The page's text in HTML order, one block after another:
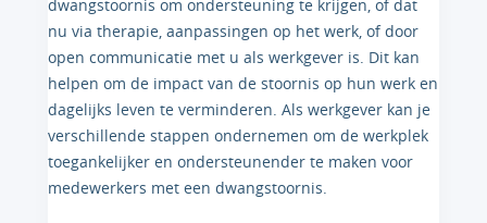
dwangstoornis om ondersteuning te krijgen, of dat
nu via therapie, aanpassingen op het werk, of door
open communicatie met u als werkgever is. Dit kan
helpen om de impact van de stoornis op hun werk en
dagelijks leven te verminderen. Als werkgever kan je
verschillende stappen ondernemen om de werkplek
toegankelijker en ondersteunender te maken voor
medewerkers met een dwangstoornis.